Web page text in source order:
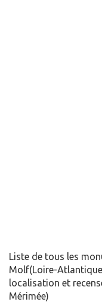
Liste de tous les
Molf(Loire-
localisation et
Mérimée)